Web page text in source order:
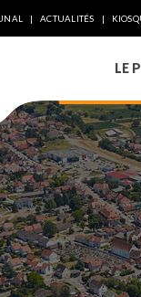
ACTUALITÉS
LE